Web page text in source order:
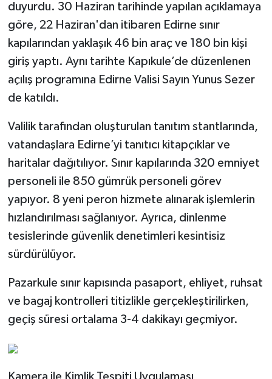
duyurdu. 30 Haziran tarihinde yapılan açıklamaya
göre, 22 Haziran'dan itibaren Edirne sınır
kapılarından yaklaşık 46 bin araç ve 180 bin kişi
giriş yaptı. Aynı tarihte Kapıkule’de düzenlenen
açılış programına Edirne Valisi Sayın Yunus Sezer
de katıldı.
Valilik tarafından oluşturulan tanıtım stantlarında,
vatandaşlara Edirne’yi tanıtıcı kitapçıklar ve
haritalar dağıtılıyor. Sınır kapılarında 320 emniyet
personeli ile 850 gümrük personeli görev
yapıyor. 8 yeni peron hizmete alınarak işlemlerin
hızlandırılması sağlanıyor. Ayrıca, dinlenme
tesislerinde güvenlik denetimleri kesintisiz
sürdürülüyor.
Pazarkule sınır kapısında pasaport, ehliyet, ruhsat
ve bagaj kontrolleri titizlikle gerçekleştirilirken,
geçiş süresi ortalama 3-4 dakikayı geçmiyor.
Kamera ile Kimlik Tespiti Uygulaması